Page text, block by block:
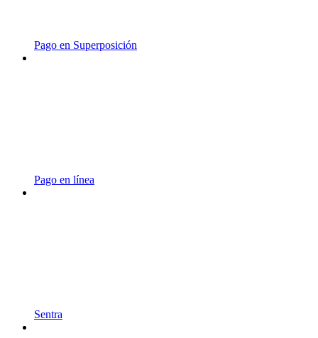
Pago en Superposición
Pago en línea
Sentra